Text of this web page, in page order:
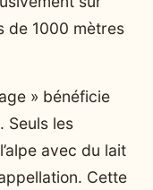
de 1000 mètres
» bénéficie
. Seuls les
avec du lait
Cette